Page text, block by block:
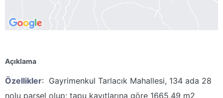
Açıklama
Özellikler: Gayrimenkul Tarlacık Mahallesi, 134 ada 28
nolu parsel olup; tapu kayıtlarına göre 1665,49 m2